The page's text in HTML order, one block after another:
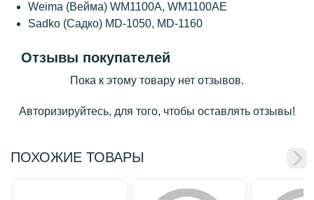
Weima (Вейма) WM1100А, WM1100АE
Sadko (Садко) MD-1050, MD-1160
Отзывы покупателей
Пока к этому товару нет отзывов.
Авторизируйтесь, для того, чтобы оставлять отзывы!
ПОХОЖИЕ ТОВАРЫ